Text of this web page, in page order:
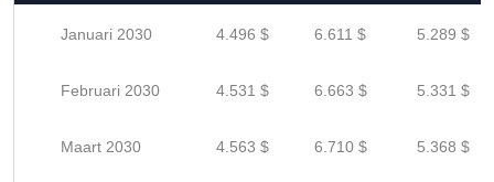
Januari 2030 4.496 $ 6.611 $ 5.289 $
Februari 2030 4.531 $ 6.663 $ 5.331 $
Maart 2030 4.563 $ 6.710 $ 5.368 $